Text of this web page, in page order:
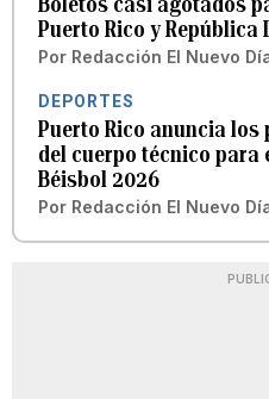
Puerto Rico y República
Por Redacción El Nuevo
DEPORTES
Puerto Rico anuncia
del cuerpo técnico para
Béisbol 2026
Por Redacción El Nuevo